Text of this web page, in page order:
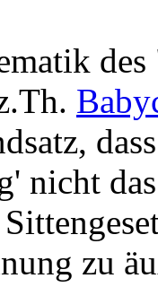
nicht
zu